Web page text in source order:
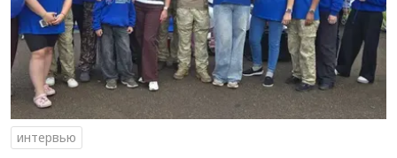
интервью